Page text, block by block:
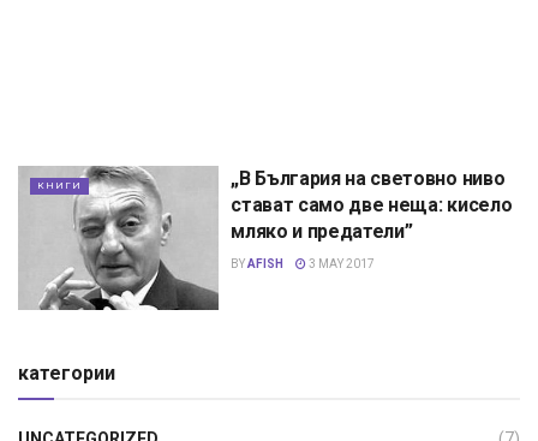
КНИГИ
„В България на световно ниво
стават само две неща: кисело
мляко и предатели”
BYAFISH 3 MAY 2017
категории